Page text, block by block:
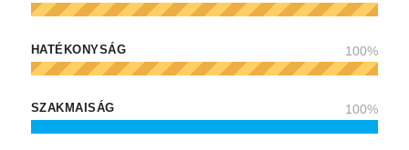
HATÉKONYSÁG 100%
SZAKMAISÁG 100%